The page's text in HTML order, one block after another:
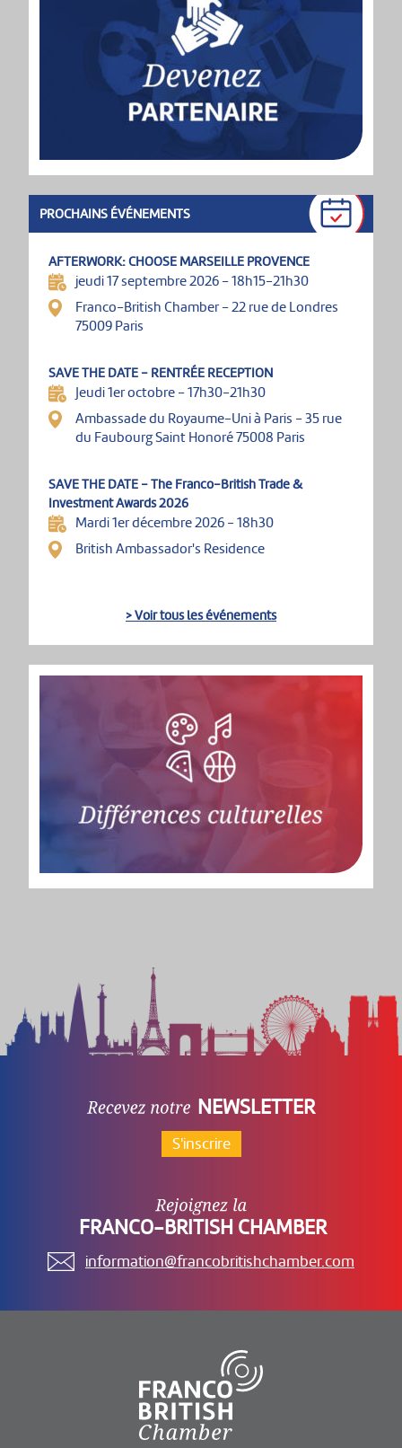
PROCHAINS ÉVÉNEMENTS
AFTERWORK: CHOOSE MARSEILLE PROVENCE
jeudi 17 septembre 2026 - 18h15-21h30
Franco-British Chamber - 22 rue de Londres
75009 Paris
SAVE THE DATE - RENTRÉE RECEPTION
Jeudi 1er octobre - 17h30-21h30
Ambassade du Royaume-Uni à Paris - 35 rue
du Faubourg Saint Honoré 75008 Paris
SAVE THE DATE - The Franco-British Trade &
Investment Awards 2026
Mardi 1er décembre 2026 - 18h30
British Ambassador's Residence
> Voir tous les événements
NEWSLETTER
S'inscrire
FRANCO-BRITISH CHAMBER
information@francobritishchamber.com